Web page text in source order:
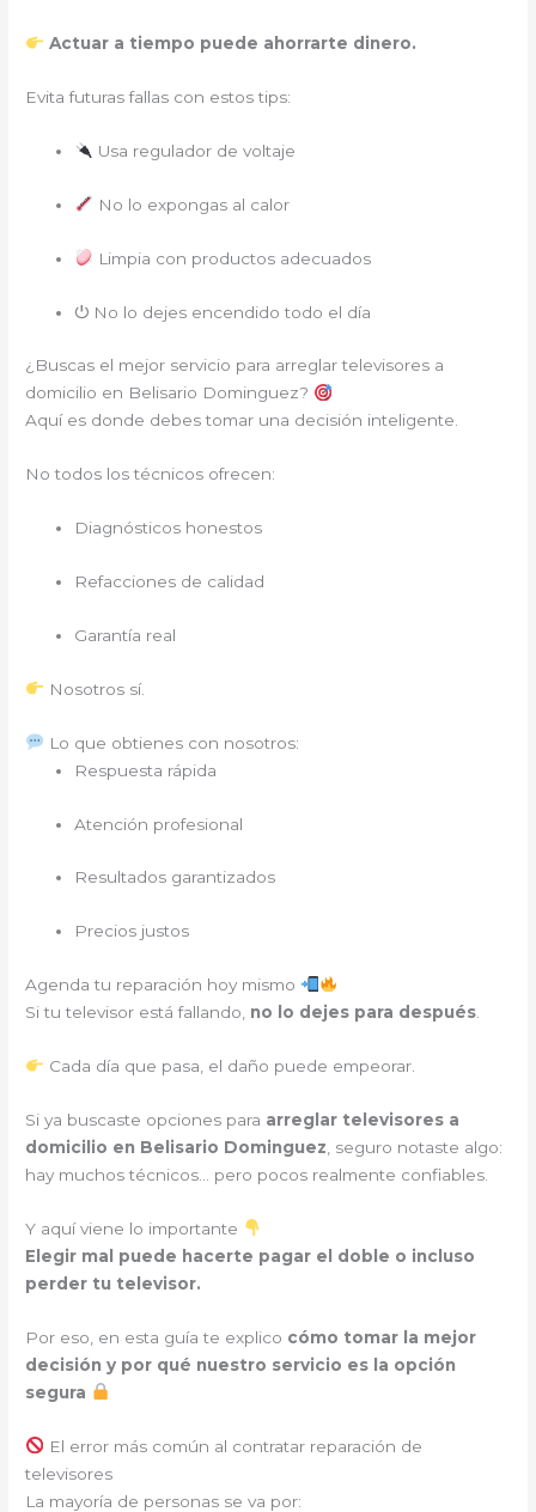
Actuar a tiempo puede ahorrarte dinero.
Evita futuras fallas con estos tips:
Usa regulador de voltaje
No lo expongas al calor
Limpia con productos adecuados
⏻ No lo dejes encendido todo el día
¿Buscas el mejor servicio para arreglar televisores a
domicilio en Belisario Dominguez?
Aquí es donde debes tomar una decisión inteligente.
No todos los técnicos ofrecen:
Diagnósticos honestos
Refacciones de calidad
Garantía real
Nosotros sí.
Lo que obtienes con nosotros:
Respuesta rápida
Atención profesional
Resultados garantizados
Precios justos
Agenda tu reparación hoy mismo
Si tu televisor está fallando, no lo dejes para después
Cada día que pasa, el daño puede empeorar.
Si ya buscaste opciones para arreglar televisores a
domicilio en Belisario Dominguez , seguro notaste algo:
hay muchos técnicos… pero pocos realmente confiables.
Y aquí viene lo importante
Elegir mal puede hacerte pagar el doble o incluso
perder tu televisor.
Por eso, en esta guía te explico cómo tomar la mejor
decisión y por qué nuestro servicio es la opción
segura
El error más común al contratar reparación de
televisores
La mayoría de personas se va por: